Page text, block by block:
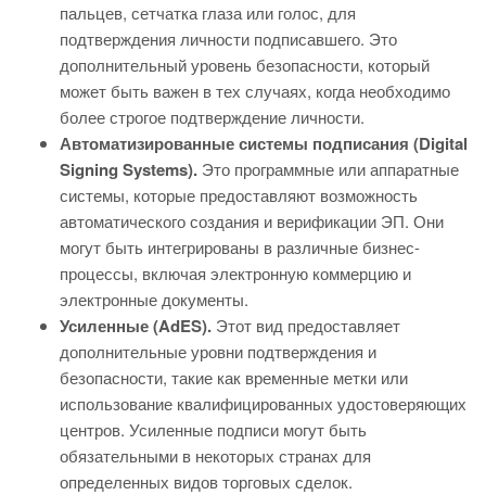
пальцев, сетчатка глаза или голос, для
подтверждения личности подписавшего. Это
дополнительный уровень безопасности, который
может быть важен в тех случаях, когда необходимо
более строгое подтверждение личности.
Автоматизированные системы подписания (Digital
Signing Systems). Это программные или аппаратные
системы, которые предоставляют возможность
автоматического создания и верификации ЭП. Они
могут быть интегрированы в различные бизнес-
процессы, включая электронную коммерцию и
электронные документы.
Усиленные (AdES). Этот вид предоставляет
дополнительные уровни подтверждения и
безопасности, такие как временные метки или
использование квалифицированных удостоверяющих
центров. Усиленные подписи могут быть
обязательными в некоторых странах для
определенных видов торговых сделок.